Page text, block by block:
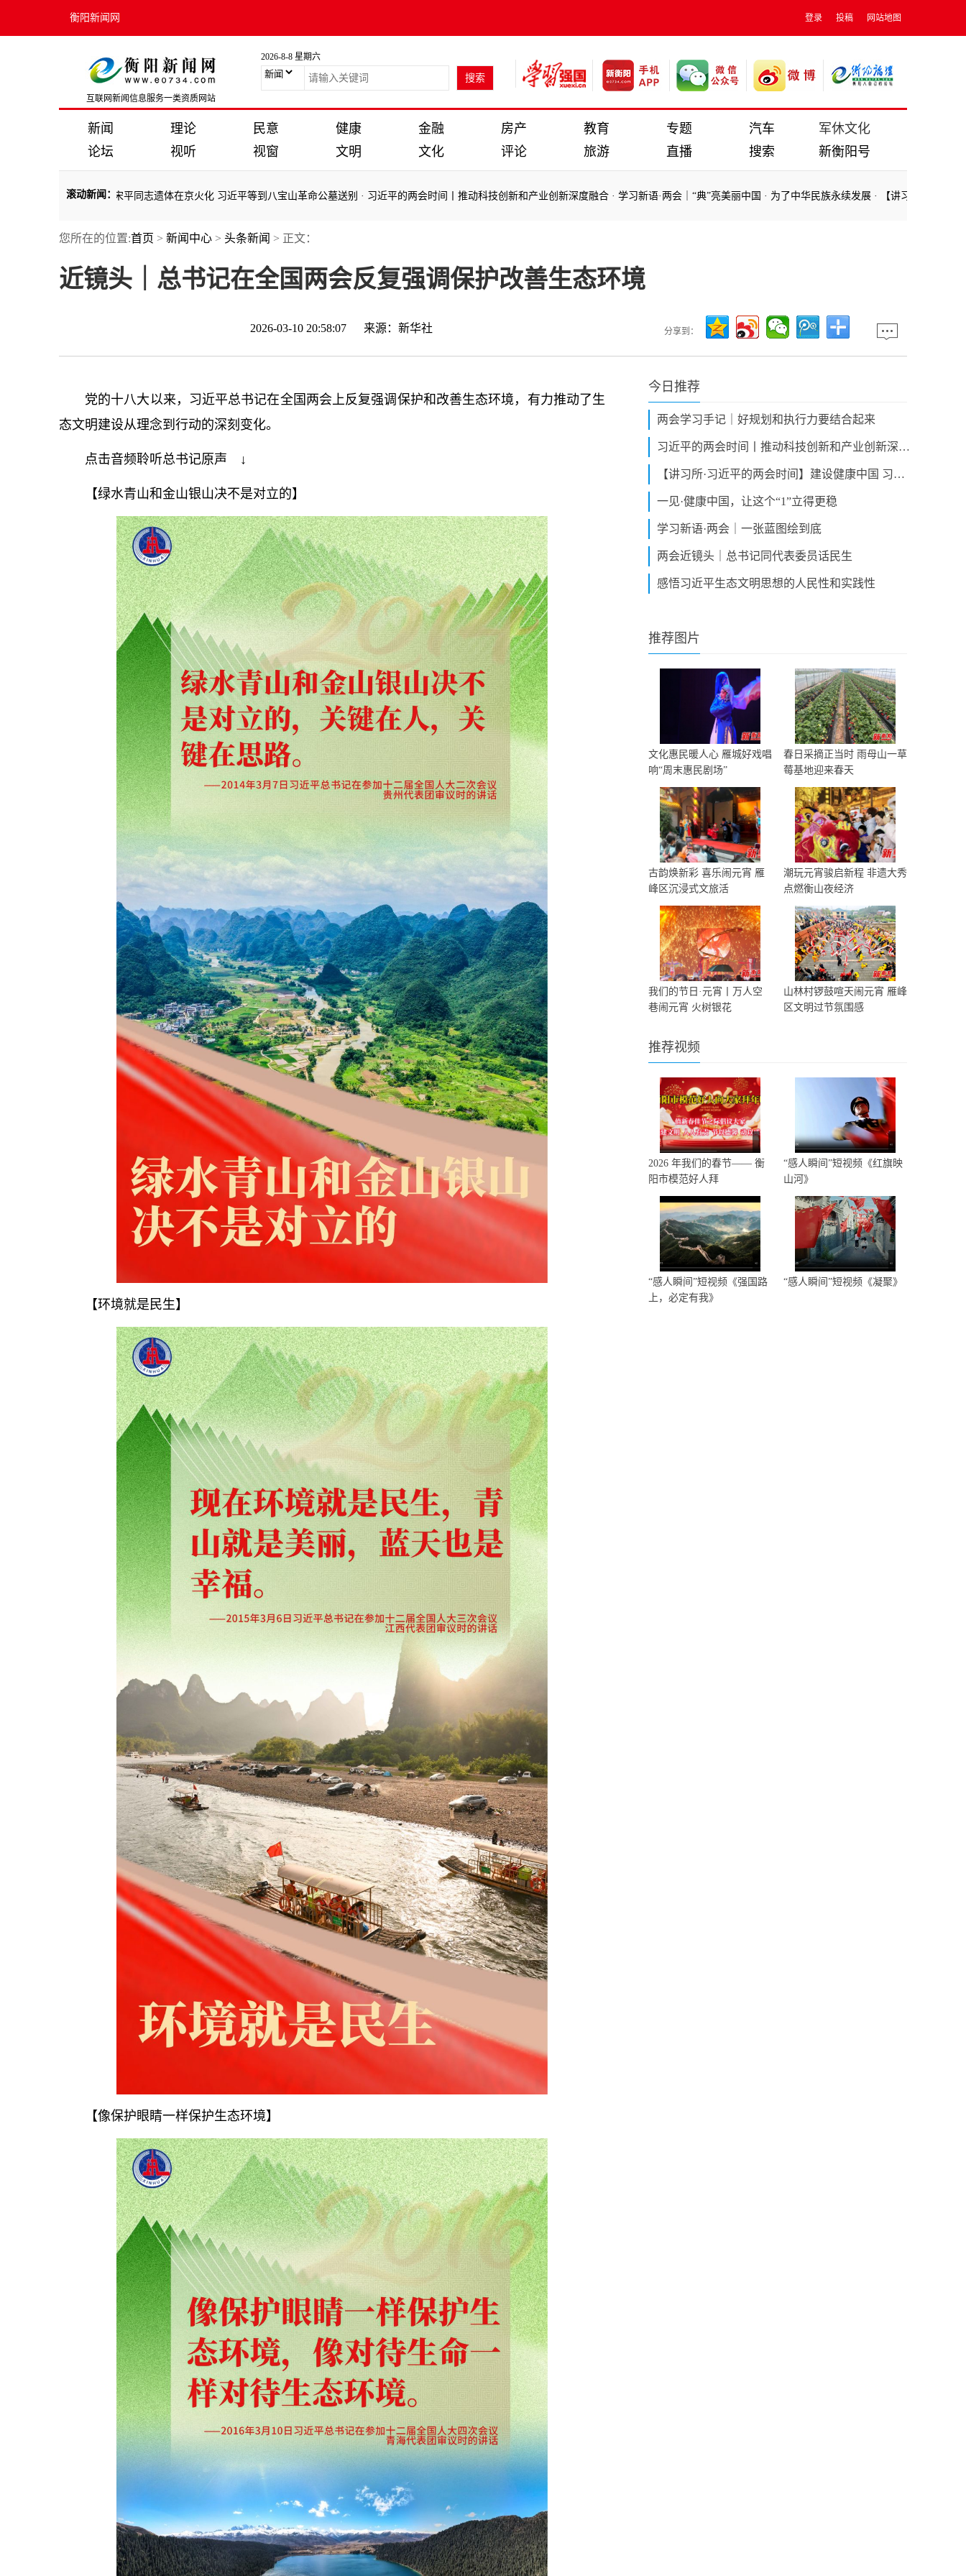
衡阳新闻网 登录 投稿 网站地图
互联网新闻信息服务一类资质网站
2026-8-8 星期六
新闻 理论 民意 健康 金融 房产 教育 专题 汽车
军休文化
论坛
视听 视窗 文明 文化 评论 旅游 直播 搜索 新衡阳号
滚动新闻 ：
宋平同志遗体在京火化 习近平等到八宝山革命公墓送别·习近平的两会时间丨推动科技创新和产业创新深度融合 ·学习新语·两会｜“典”亮美丽中国·为了中华民族永续发展·【讲习所·习近平的两会时间
·宋平同志遗体在京火化 习近平等到八宝山革命公墓送别 ·
您所在的位置:首页 > 新闻中心 > 头条新闻 > 正文：
近镜头｜总书记在全国两会反复强调保护改善生态环境
2026-03-10 20:58:07 来源： 新华社 分享到：
党的十八大以来，习近平总书记在全国两会上反复强调保护和改善生态环境，有力推动了生
态文明建设从理念到行动的深刻变化。
点击音频聆听总书记原声 ↓
【绿水青山和金山银山决不是对立的】
【环境就是民生】
【像保护眼睛一样保护生态环境】
今日推荐
两会学习手记｜好规划和执行力要结合起来
习近平的两会时间丨推动科技创新和产业创新深度融合
【讲习所·习近平的两会时间】建设健康中国 习近平强调“两个坚定不移”
一见·健康中国，让这个“1”立得更稳
学习新语·两会｜一张蓝图绘到底
两会近镜头｜总书记同代表委员话民生
感悟习近平生态文明思想的人民性和实践性
推荐图片
文化惠民暖人心 雁城好戏唱
响“周末惠民剧场”
春日采摘正当时 雨母山一草
莓基地迎来春天
古韵焕新彩 喜乐闹元宵 雁
峰区沉浸式文旅活
潮玩元宵骏启新程 非遗大秀
点燃衡山夜经济
我们的节日·元宵丨万人空
巷闹元宵 火树银花
山林村锣鼓喧天闹元宵 雁峰
区文明过节氛围感
推荐视频
2026 年我们的春节—— 衡
阳市模范好人拜
“感人瞬间”短视频《红旗映
山河》
“感人瞬间”短视频《强国路
上，必定有我》
“感人瞬间”短视频《凝聚》